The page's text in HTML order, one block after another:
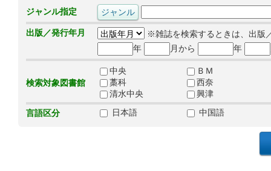
ジャンル指定
出版／発行年月
※雑誌を検索するときは、出版
年
月から 年
検索対象図書館
中央
ＢＭ
藁科
西奈
清水中央
興津
言語区分
日本語 中国語